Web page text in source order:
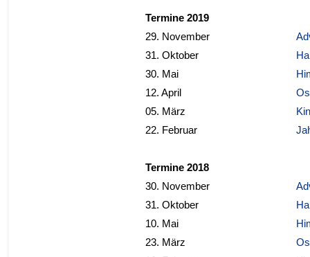
Termine 2019
29. November
31. Oktober
30. Mai
12. April
05. März
22. Februar
Termine 2018
30. November
31. Oktober
10. Mai
23. März